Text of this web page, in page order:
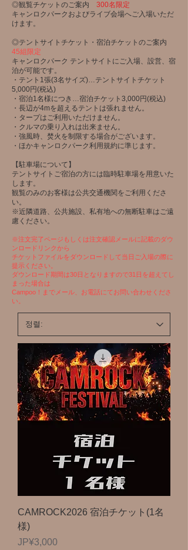
◎観覧チケットのご案内 300名限定
キャンロクパークおよびライブ会場へご入場いただ
けます。
◎テントサイトチケット・宿泊チケットのご案内
45組限定
キャンロクパーク テントサイトにご入場、設営、宿
泊が可能です。
・テント1張(3名サイズ)…テントサイトチケット
5,000円(税込)
・宿泊1名様につき…宿泊チケット3,000円(税込)
・長辺が4mを超えるテントは張れません。
​・タープはご利用いただけません。
・クルマの乗り入れは出来ません。
​・強風時、焚火を制限する場合がございます。
・ほかキャンロクパーク利用規約に準じます。
【駐車場について】
テントサイトご宿泊の方には臨時駐車場を用意いた
します。
観覧のみのお客様は公共交通機関をご利用くださ
い。
※近隣道路、公共施設、私有地への無断駐車はご遠
慮ください。
※注文完了ページもしくは注文確認メールに記載のダウ
ンロードリンクから
チケットファイルをダウンロードして当日ご入場の際に
提示ください。
ダウンロード期間は30日となりますので31日を超えてし
まった場合は
Campoo！までメール、お電話にてお問い合わせくださ
い。
CAMROCK2026 宿泊チケット(1名
様)
가격
JP¥3,000